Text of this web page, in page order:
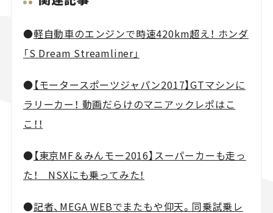
●軽自動車のエンジンで時速420km超え！ ホンダ
「S Dream Streamliner」
●【モータースポーツジャパン2017】GTマシンに
ラリーカー！ 動画だらけのマニアックレポはこ
こ！！
●【東京MF＆みんモー2016】スーパーカーも走っ
た！ NSXにも乗ってみた！
●記者、MEGA WEBでまたもや仰天。同乗試乗レ